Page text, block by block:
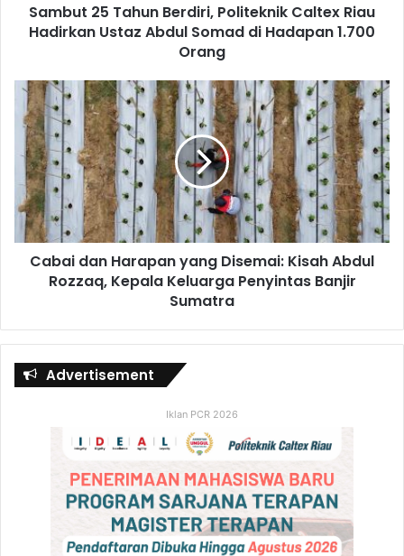
Sambut 25 Tahun Berdiri, Politeknik Caltex Riau
Hadirkan Ustaz Abdul Somad di Hadapan 1.700
Orang
Cabai dan Harapan yang Disemai: Kisah Abdul
Rozzaq, Kepala Keluarga Penyintas Banjir
Sumatra
Advertisement
Iklan PCR 2026